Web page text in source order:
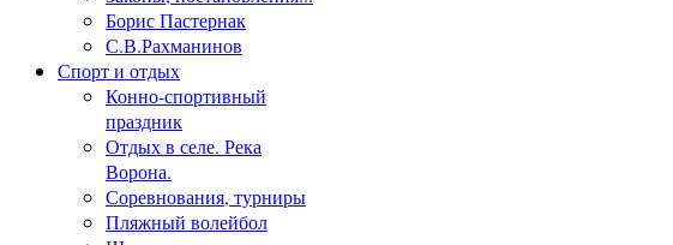
Борис Пастернак
С.В.Рахманинов
Спорт и отдых
Конно-спортивный
праздник
Отдых в селе. Река
Ворона.
Соревнования, турниры
Пляжный волейбол